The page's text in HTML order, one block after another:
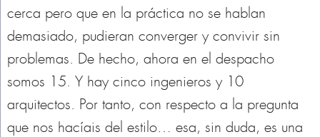
cerca pero que en la práctica no se hablan
demasiado, pudieran converger y convivir sin
problemas. De hecho, ahora en el despacho
somos 15. Y hay cinco ingenieros y 10
arquitectos. Por tanto, con respecto a la pregunta
que nos hacíais del estilo… esa, sin duda, es una